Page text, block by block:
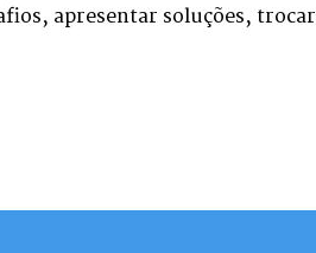
apresentar soluções, trocar